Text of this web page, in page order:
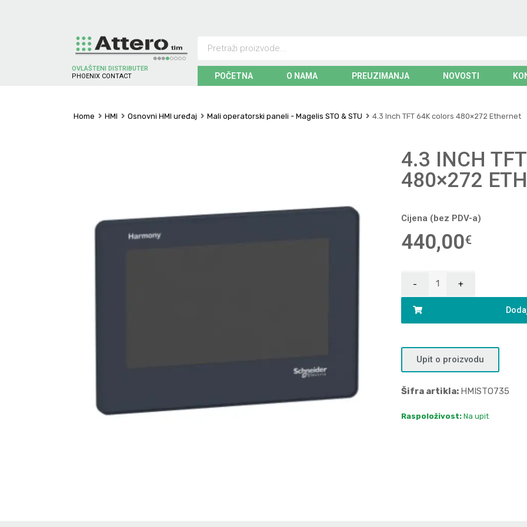
OVLAŠTENI DISTRIBUTER
P H O EN X CO NTACT POČETNA O NAMA PREUZIMANJA NOVOSTI
Home HMI Osnovni HMI uređaj Mali operatorski paneli - Magelis STO & STU 4.3 Inch TFT 64K colors 480×272 Ethernet
4.3 INCH
480×272
Cijena (bez PDV-a)
440,00€
Upit o proizvodu
Šifra artikla: HMISTO735
Raspoloživost: Na upit